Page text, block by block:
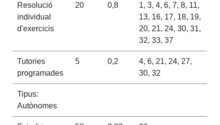
Resolució
individual
d'exercicis
20 0,8
1, 3, 4, 6, 7, 8, 11,
13, 16, 17, 18, 19,
20, 21, 24, 30, 31,
32, 33, 37
Tutories
programades
5 0,2
4, 6, 21, 24, 27,
30, 32
Tipus:
Autònomes